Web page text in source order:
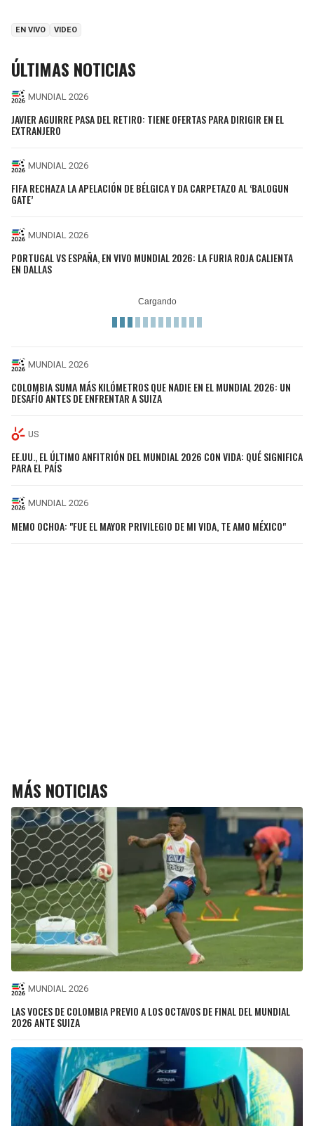
EN VIVO VIDEO
ÚLTIMAS NOTICIAS
MUNDIAL 2026
JAVIER AGUIRRE PASA DEL RETIRO: TIENE OFERTAS PARA DIRIGIR EN EL
EXTRANJERO
MUNDIAL 2026
FIFA RECHAZA LA APELACIÓN DE BÉLGICA Y DA CARPETAZO AL ‘BALOGUN
GATE’
MUNDIAL 2026
PORTUGAL VS ESPAÑA, EN VIVO MUNDIAL 2026: LA FURIA ROJA CALIENTA
EN DALLAS
MUNDIAL 2026
COLOMBIA SUMA MÁS KILÓMETROS QUE NADIE EN EL MUNDIAL 2026: UN
DESAFÍO ANTES DE ENFRENTAR A SUIZA
US
EE.UU., EL ÚLTIMO ANFITRIÓN DEL MUNDIAL 2026 CON VIDA: QUÉ SIGNIFICA
PARA EL PAÍS
MUNDIAL 2026
MEMO OCHOA: "FUE EL MAYOR PRIVILEGIO DE MI VIDA, TE AMO MÉXICO"
MÁS NOTICIAS
MUNDIAL 2026
LAS VOCES DE COLOMBIA PREVIO A LOS OCTAVOS DE FINAL DEL MUNDIAL
2026 ANTE SUIZA